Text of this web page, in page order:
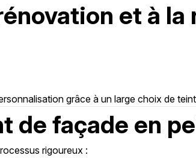
et à
grâce à un large choix de
de façade en
rigoureux :